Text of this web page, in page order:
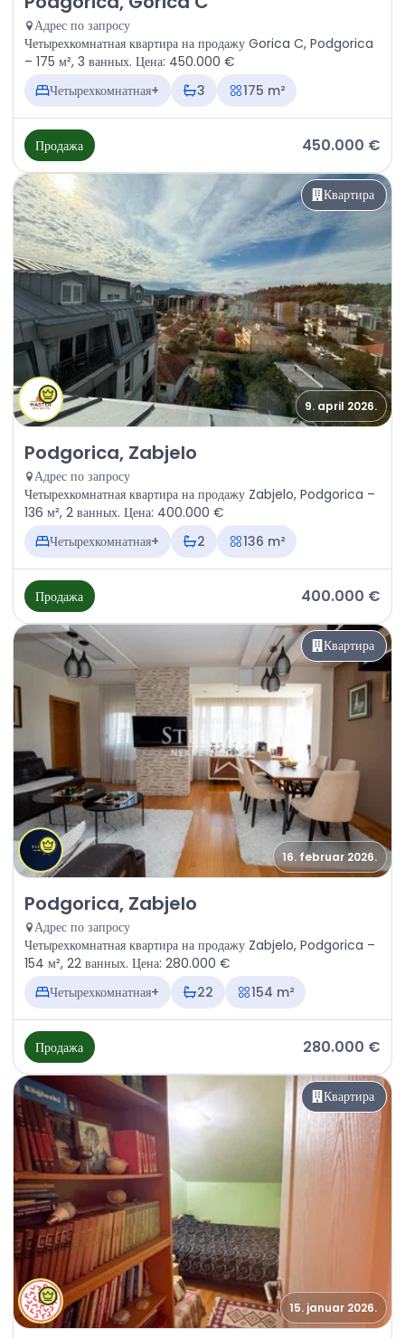
Адрес по запросу
Четырехкомнатная квартира на продажу Gorica C, Podgorica
– 175 м², 3 ванных. Цена: 450.000 €
Четырехкомнатная+
3 175 m²
Продажа 450.000 €
Квартира
9. april 2026.
Продажа - Квартира Podgorica, Zabjelo
Podgorica, Zabjelo
Адрес по запросу
Четырехкомнатная квартира на продажу Zabjelo, Podgorica –
136 м², 2 ванных. Цена: 400.000 €
Четырехкомнатная+
2 136 m²
Продажа 400.000 €
Квартира
16. februar 2026.
Продажа - Квартира Podgorica, Zabjelo
Podgorica, Zabjelo
Адрес по запросу
Четырехкомнатная квартира на продажу Zabjelo, Podgorica –
154 м², 22 ванных. Цена: 280.000 €
Четырехкомнатная+
22 154 m²
Продажа 280.000 €
Квартира
15. januar 2026.